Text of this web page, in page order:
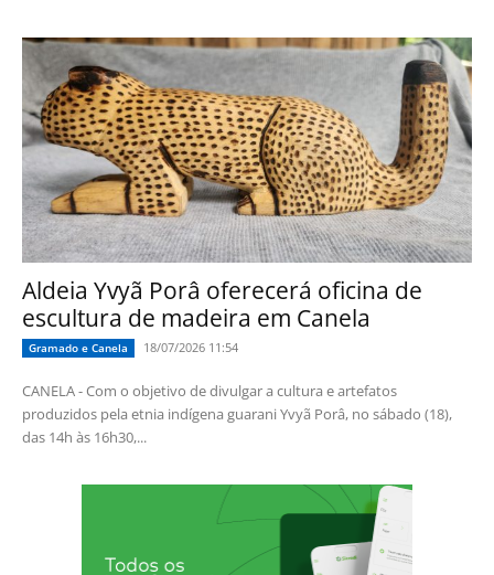
Aldeia Yvyã Porâ oferecerá oficina de
escultura de madeira em Canela
Gramado e Canela 18/07/2026 11:54
CANELA - Com o objetivo de divulgar a cultura e artefatos
produzidos pela etnia indígena guarani Yvyã Porâ, no sábado (18),
das 14h às 16h30,...